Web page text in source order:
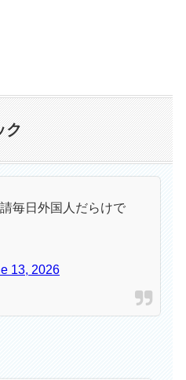
ク
毎日外国人だらけで
13, 2026